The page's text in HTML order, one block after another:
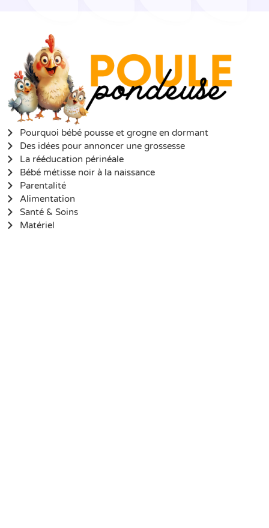
Pourquoi bébé pousse et grogne en dormant
Des idées pour annoncer une grossesse
La rééducation périnéale
Bébé métisse noir à la naissance
Parentalité
Alimentation
Santé & Soins
Matériel